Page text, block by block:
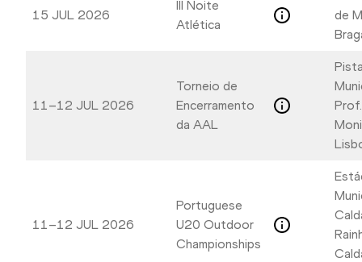
15 JUL 2026
III Noite
Atlética
de
11–12 JUL 2026
Torneio de
Encerramento
da AAL
11–12 JUL 2026
Portuguese
U20 Outdoor
Championships